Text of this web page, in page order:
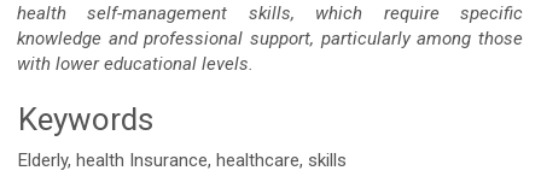
health self-management skills, which require specific
knowledge and professional support, particularly among those
with lower educational levels.
Keywords
Elderly, health Insurance, healthcare, skills